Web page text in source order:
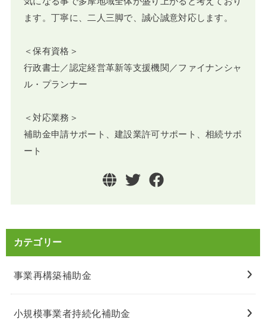
ます。丁寧に、二人三脚で、誠心誠意対応します。
＜保有資格＞
行政書士／認定経営革新等支援機関／ファイナンシャ
ル・プランナー
＜対応業務＞
補助金申請サポート、建設業許可サポート、相続サポ
ート
カテゴリー
事業再構築補助金
小規模事業者持続化補助金